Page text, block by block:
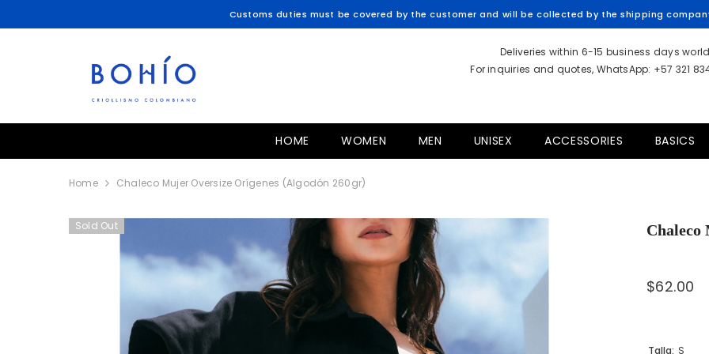
Customs duties must be covered by the customer and will be collected by the shipping
Deliveries within 6-15 business days
For inquiries and quotes, WhatsApp: +57 321
HOME WOMEN MEN UNISEX ACCESSORIES BASICS
Home Chaleco Mujer Oversize Orígenes (Algodón 260gr)
Sold Out Chaleco
$62.00
Talla: S